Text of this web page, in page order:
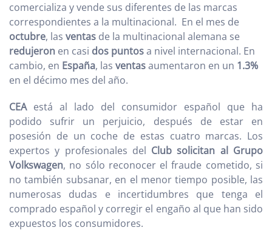
comercializa y vende sus diferentes de las marcas
correspondientes a la multinacional. En el mes de
octubre, las ventas de la multinacional alemana se
redujeron en casi dos puntosa nivel internacional. En
cambio, en España, las ventasaumentaron en un 1.3%
en el décimo mes del año.
CEAestá al lado del consumidor español que ha
podido sufrir un perjuicio, después de estar en
posesión de un coche de estas cuatro marcas. Los
expertos y profesionales del Club solicitan al Grupo
Volkswagen, no sólo reconocer el fraude cometido, si
no también subsanar, en el menor tiempo posible, las
numerosas dudas e incertidumbres que tenga el
comprado español y corregir el engaño al que han sido
expuestos los consumidores.